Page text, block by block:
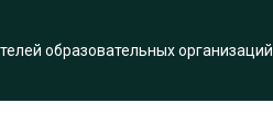
образовательных организаций